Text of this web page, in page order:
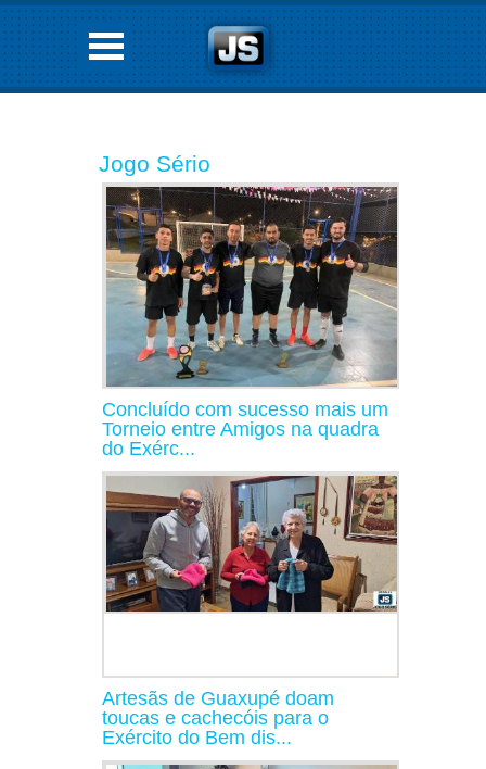
Jogo Sério
Concluído com sucesso mais um
Torneio entre Amigos na quadra
do Exérc...
Artesãs de Guaxupé doam
toucas e cachecóis para o
Exército do Bem dis...